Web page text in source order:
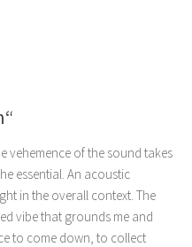
vehemence of the sound takes
essential. An acoustic
in the overall context. The
vibe that grounds me and
to come down, to collect